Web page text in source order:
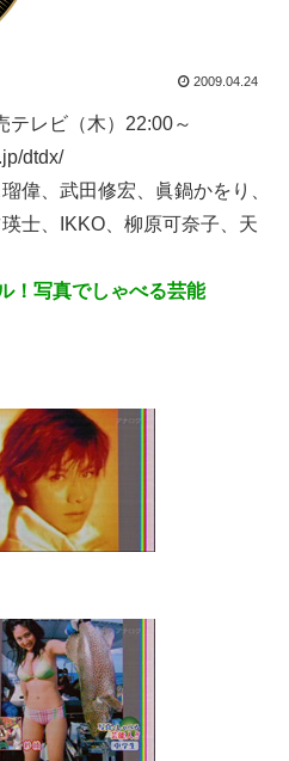
2009.04.24
レビ（木）22:00～
dtdx/
偉、武田修宏、眞鍋かをり、
士、IKKO、柳原可奈子、天
！写真でしゃべる芸能